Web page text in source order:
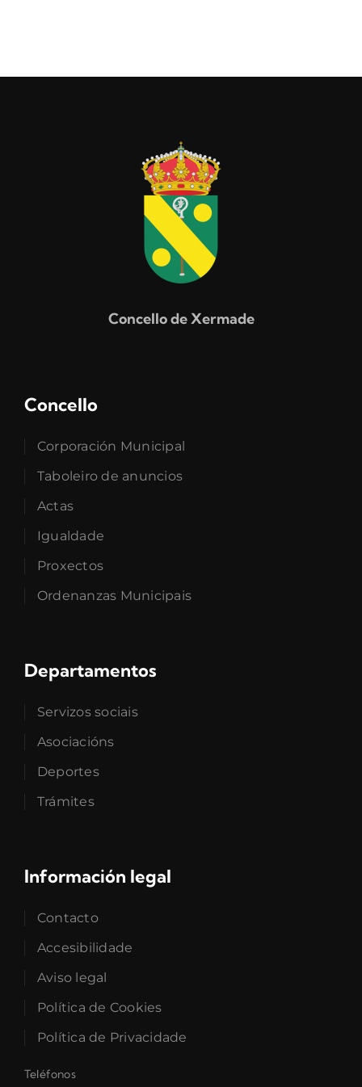
Concello de Xermade
Concello
Corporación Municipal
Taboleiro de anuncios
Actas
Igualdade
Proxectos
Ordenanzas Municipais
Departamentos
Servizos sociais
Asociacións
Deportes
Trámites
Información legal
Contacto
Accesibilidade
Aviso legal
Política de Cookies
Política de Privacidade
Teléfonos